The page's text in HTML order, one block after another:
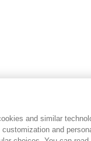
and similar
and